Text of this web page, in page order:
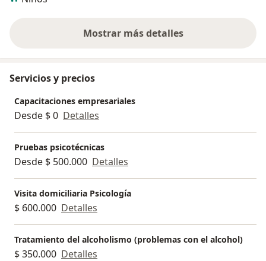
Mostrar más detalles
sobre la experiencia
Servicios y precios
Capacitaciones empresariales
Desde $ 0 Detalles
Pruebas psicotécnicas
Desde $ 500.000 Detalles
Visita domiciliaria Psicología
$ 600.000 Detalles
Tratamiento del alcoholismo (problemas con el alcohol)
$ 350.000 Detalles